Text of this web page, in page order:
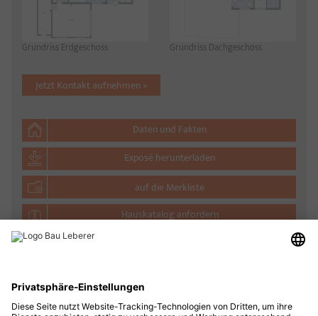
Grundriss Erdgeschoss Grundriss Dachgeschoss
Jetzt Kontakt aufnehmen »
Daten und Fakten
Exposé herunterladen
auf die Merkliste
Hauskatalog anfordern